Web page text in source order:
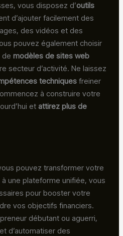
vous disposez d’outils
d’ajouter facilement des
des vidéos et des
pouvez également choisir
demodèles de sites web
secteur d’activité. Ne laissez
techniques freiner
à construire votre
et attirez plus de
pouvez transformer votre
une plateforme unifiée, vous
pour booster votre
vos objectifs financiers.
débutant ou aguerri,
d’automatiser des